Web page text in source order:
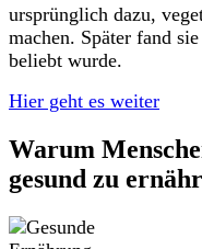
ursprünglich dazu,
machen. Später fand
beliebt wurde.
Hier geht es weiter
Warum
gesund zu